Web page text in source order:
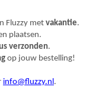
Fluzzy met vakantie.
plaatsen.
verzonden.
op jouw bestelling!
info@fluzzy.nl .